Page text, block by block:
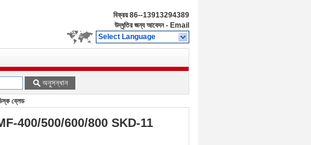
বিক্রয়86--13913294389
উদ্ধৃতির জন্য আবেদন - Email
Select Language
অনুসন্ধান
ব্লেড
MF-400/500/600/800 SKD-11